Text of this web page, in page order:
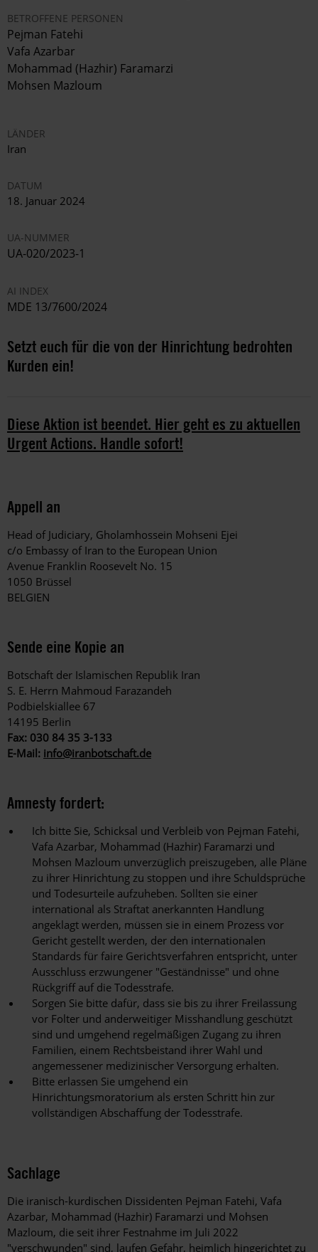
BETROFFENE PERSONEN
Pejman Fatehi
Vafa Azarbar
Mohammad (Hazhir) Faramarzi
Mohsen Mazloum
LÄNDER
Iran
DATUM
18. Januar 2024
UA-NUMMER
UA-020/2023-1
AI INDEX
MDE 13/7600/2024
Setzt euch für die von der Hinrichtung bedrohten
Kurden ein!
Diese Aktion ist beendet. Hier geht es zu aktuellen
Urgent Actions. Handle sofort!
Appell an
Head of Judiciary, Gholamhossein Mohseni Ejei
c/o Embassy of Iran to the European Union
Avenue Franklin Roosevelt No. 15
1050 Brüssel
BELGIEN
Sende eine Kopie an
Botschaft der Islamischen Republik Iran
S. E. Herrn Mahmoud Farazandeh
Podbielskiallee 67
14195 Berlin
Fax: 030 84 35 3-133
E-Mail: info@iranbotschaft.de
Amnesty fordert:
Ich bitte Sie, Schicksal und Verbleib von Pejman Fatehi,
Vafa Azarbar, Mohammad (Hazhir) Faramarzi und
Mohsen Mazloum unverzüglich preiszugeben, alle Pläne
zu ihrer Hinrichtung zu stoppen und ihre Schuldsprüche
und Todesurteile aufzuheben. Sollten sie einer
international als Straftat anerkannten Handlung
angeklagt werden, müssen sie in einem Prozess vor
Gericht gestellt werden, der den internationalen
Standards für faire Gerichtsverfahren entspricht, unter
Ausschluss erzwungener "Geständnisse" und ohne
Rückgriff auf die Todesstrafe.
Sorgen Sie bitte dafür, dass sie bis zu ihrer Freilassung
vor Folter und anderweitiger Misshandlung geschützt
sind und umgehend regelmäßigen Zugang zu ihren
Familien, einem Rechtsbeistand ihrer Wahl und
angemessener medizinischer Versorgung erhalten.
Bitte erlassen Sie umgehend ein
Hinrichtungsmoratorium als ersten Schritt hin zur
vollständigen Abschaffung der Todesstrafe.
Sachlage
Die iranisch-kurdischen Dissidenten Pejman Fatehi, Vafa
Azarbar, Mohammad (Hazhir) Faramarzi und Mohsen
Mazloum, die seit ihrer Festnahme im Juli 2022
"verschwunden" sind, laufen Gefahr, heimlich hingerichtet zu